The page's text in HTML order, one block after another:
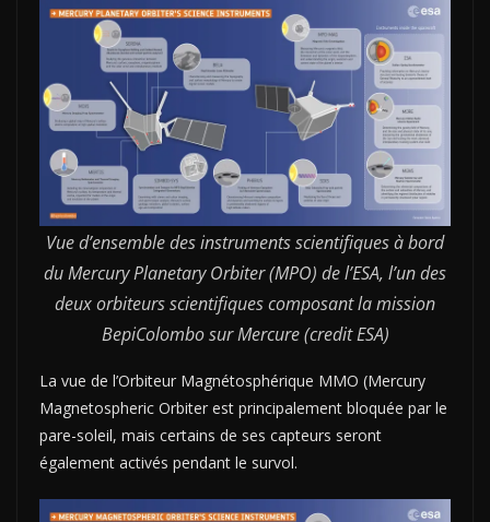
Vue d’ensemble des instruments scientifiques à bord
du Mercury Planetary Orbiter (MPO) de l’ESA, l’un des
deux orbiteurs scientifiques composant la mission
BepiColombo sur Mercure (credit ESA)
La vue de l’Orbiteur Magnétosphérique MMO (Mercury
Magnetospheric Orbiter est principalement bloquée par le
pare-soleil, mais certains de ses capteurs seront
également activés pendant le survol.